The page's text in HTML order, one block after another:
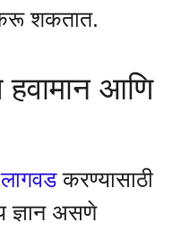
शकतात.
हवामान आणि
करण्यासाठी
ज्ञान असणे